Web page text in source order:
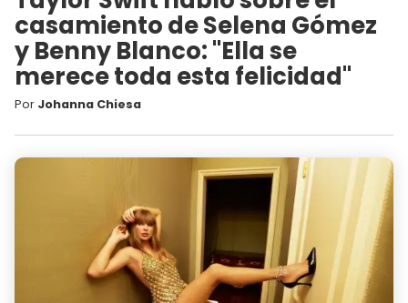
casamiento de Selena Gómez
y Benny Blanco: "Ella se
merece toda esta felicidad"
Por Johanna Chiesa